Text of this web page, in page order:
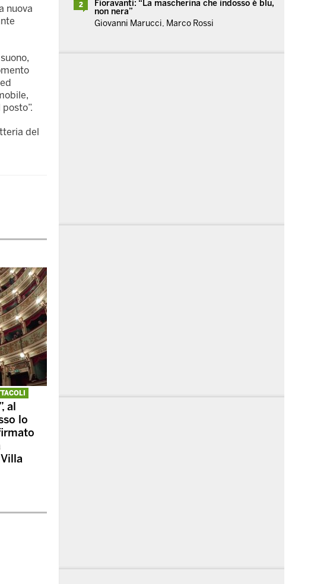
nuova
del
al
lo
2
Fioravanti: “La mascherina che indosso è blu,
non nera”
Giovanni Marucci, Marco Rossi